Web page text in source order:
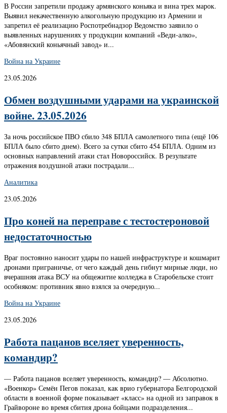
В России запретили продажу армянского коньяка и вина трех марок.
Выявил некачественную алкогольную продукцию из Армении и
запретил её реализацию Роспотребнадзор Ведомство заявило о
выявленных нарушениях у продукции компаний «Веди-алко»,
«Абовянский коньячный завод» и...
Война на Украине
23.05.2026
Обмен воздушными ударами на украинской
войне. 23.05.2026
За ночь российское ПВО сбило 348 БПЛА самолетного типа (ещё 106
БПЛА было сбито днем). Всего за сутки сбито 454 БПЛА. Одним из
основных направлений атаки стал Новороссийск. В результате
отражения воздушной атаки пострадали...
Аналитика
23.05.2026
Про коней на переправе с тестостероновой
недостаточностью
Враг постоянно наносит удары по нашей инфраструктуре и кошмарит
дронами приграничье, от чего каждый день гибнут мирные люди, но
вчерашняя атака ВСУ на общежитие колледжа в Старобельске стоит
особняком: противник явно взялся за очередную...
Война на Украине
23.05.2026
Работа пацанов вселяет уверенность,
командир?
— Работа пацанов вселяет уверенность, командир? — Абсолютно.
«Военкор» Семён Пегов показал, как врио губернатора Белгородской
области в военной форме показывает «класс» на одной из заправок в
Грайвороне во время сбития дрона бойцами подразделения...